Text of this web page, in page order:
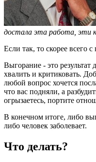
достала эта работа, эти
Если так, то скорее всего
Выгорание - это
хвалить и критиковать.
любой вопрос хочется
что вас подняли, а
огрызаетесь, портите
В конечном итоге, либо
либо человек заболевает.
Что делать?